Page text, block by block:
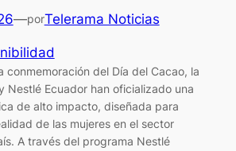
—porTelerama Noticias
conmemoración del Día del Cacao, la
Nestlé Ecuador han oficializado una
de alto impacto, diseñada para
de las mujeres en el sector
A través del programa Nestlé